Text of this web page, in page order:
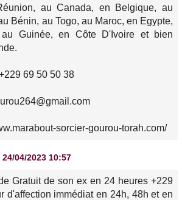
au Canada, en Belgique, au
Bénin, au Togo, au Maroc, en Egypte,
au Guinée, en Côte D'Ivoire et bien
69 50 50 38
sorcier-gourou-torah.com/
24/04/2023 10:57
Gratuit de son ex en 24 heures +229
d'affection immédiat en 24h, 48h et en